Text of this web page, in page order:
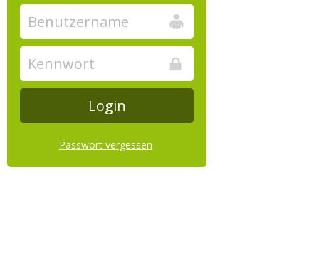
Passwort vergessen